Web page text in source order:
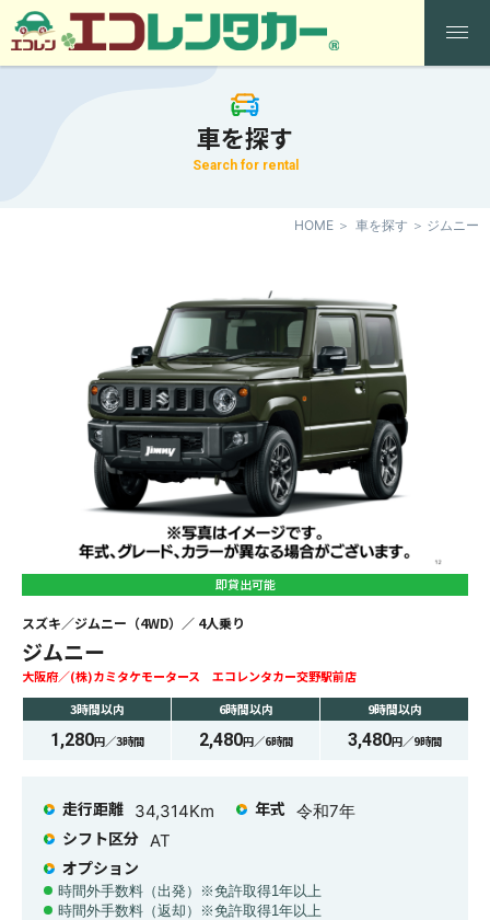
車を探す
Search for rental
HOME 車を探す ジムニー
即貸出可能
スズキ ジムニー（4WD） 4人乗り
ジムニー
大阪府
(株)カミタケモータース エコレンタカー交野駅前店
3時間以内
1,280円／3時間
6時間以内
2,480円／6時間
9時間以内
3,480円／9時間
走行距離 34,314Km 年式 令和7年
シフト区分 AT
オプション
時間外手数料（出発）※免許取得1年以上
時間外手数料（返却）※免許取得1年以上